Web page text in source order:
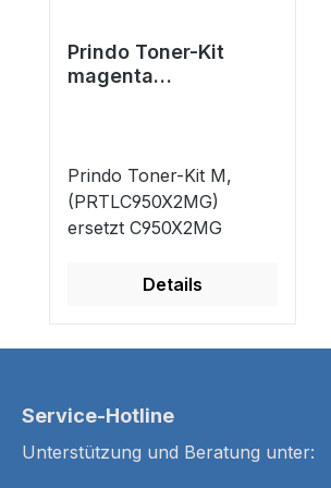
Prindo Toner-Kit
magenta
Prindo Toner-Kit M,
(PRTLC950X2MG)
ersetzt C950X2MG
Details
Service-Hotline
Unterstützung und Beratung unter: